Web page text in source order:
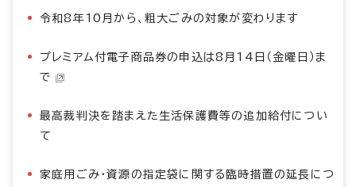
令和8年10月から、粗大ごみの対象が変わります
プレミアム付電子商品券の申込は8月14日（金曜日）ま
で
最高裁判決を踏まえた生活保護費等の追加給付につい
て
家庭用ごみ・資源の指定袋に関する臨時措置の延長につ